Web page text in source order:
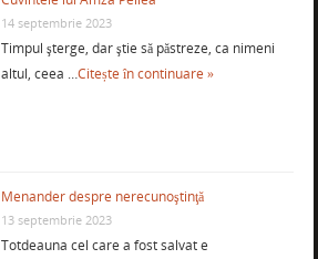
14 septembrie 2023
Timpul şterge, dar ştie să păstreze, ca nimeni
altul, ceea …Citește în continuare »
Menander despre nerecunoştinţă
13 septembrie 2023
Totdeauna cel care a fost salvat e